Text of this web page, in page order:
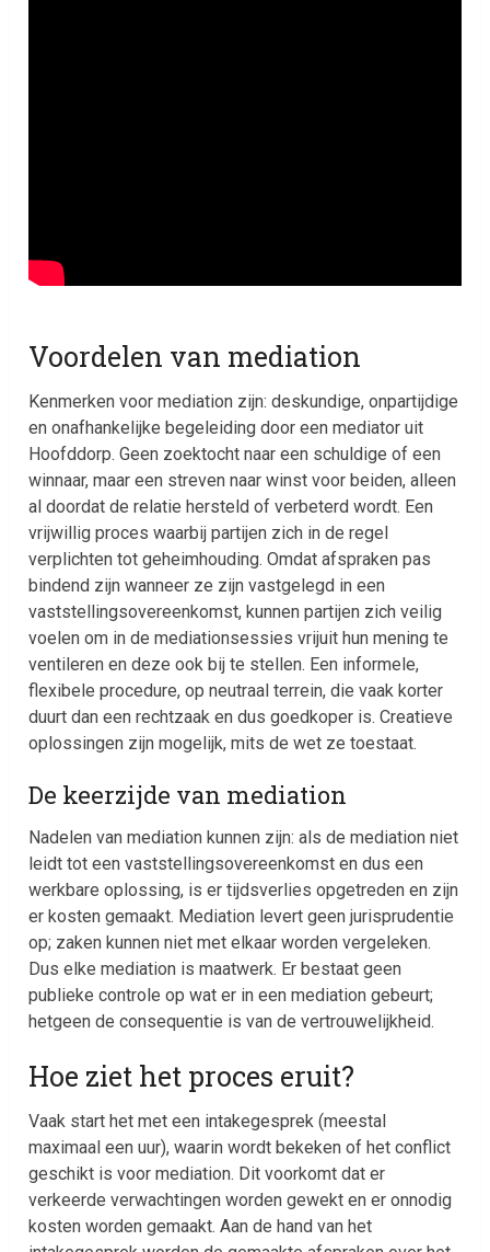
Voordelen van mediation
Kenmerken voor mediation zijn: deskundige, onpartijdige
en onafhankelijke begeleiding door een mediator uit
Hoofddorp. Geen zoektocht naar een schuldige of een
winnaar, maar een streven naar winst voor beiden, alleen
al doordat de relatie hersteld of verbeterd wordt. Een
vrijwillig proces waarbij partijen zich in de regel
verplichten tot geheimhouding. Omdat afspraken pas
bindend zijn wanneer ze zijn vastgelegd in een
vaststellingsovereenkomst, kunnen partijen zich veilig
voelen om in de mediationsessies vrijuit hun mening te
ventileren en deze ook bij te stellen. Een informele,
flexibele procedure, op neutraal terrein, die vaak korter
duurt dan een rechtzaak en dus goedkoper is. Creatieve
oplossingen zijn mogelijk, mits de wet ze toestaat.
De keerzijde van mediation
Nadelen van mediation kunnen zijn: als de mediation niet
leidt tot een vaststellingsovereenkomst en dus een
werkbare oplossing, is er tijdsverlies opgetreden en zijn
er kosten gemaakt. Mediation levert geen jurisprudentie
op; zaken kunnen niet met elkaar worden vergeleken.
Dus elke mediation is maatwerk. Er bestaat geen
publieke controle op wat er in een mediation gebeurt;
hetgeen de consequentie is van de vertrouwelijkheid.
Hoe ziet het proces eruit?
Vaak start het met een intakegesprek (meestal
maximaal een uur), waarin wordt bekeken of het conflict
geschikt is voor mediation. Dit voorkomt dat er
verkeerde verwachtingen worden gewekt en er onnodig
kosten worden gemaakt. Aan de hand van het